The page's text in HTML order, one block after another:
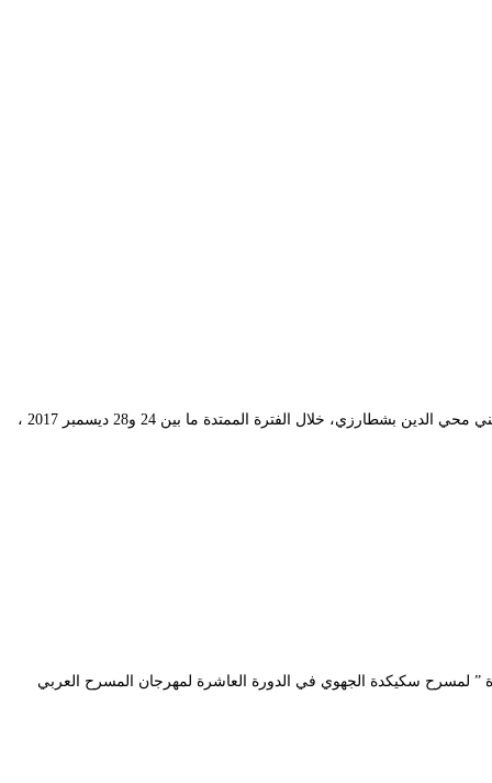
في اطار الدورة الــ 12 للمهرجان الوطني للمسرح المحترف، نظمت محافظة المهرجان ورشة خاصة بالنقد المسرحي احتضنتها قاعة الحاج عمر بالمسرح الوطني محي الدين بشطارزي، خلال الفترة الممتدة ما بين 24 و28 ديسمبر 2017 ،
المحترف بالجزائر العاصمة ( 23-31 ديسمبر 2017) ، ستمثل مسرحية ” ما بقات هدرة ” لمسرح سكيكدة الجهوي في الدورة العاشرة لمهرجان المسرح العربي